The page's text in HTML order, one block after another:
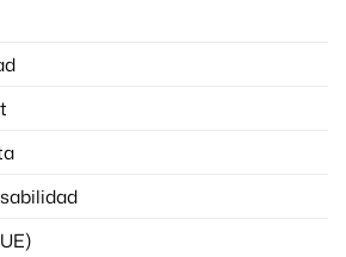
tu privacidad
como las cookies para almacenar y/o
de navegación y para mostrar anuncios
a estas tecnologías nos
como el comportamiento de
en este sitio. No consentir o retirar